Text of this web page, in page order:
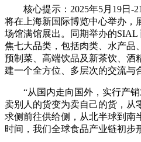
核心提示：2025年5月19日-
将在上海新国际博览中心举办，
场馆满馆展出。同期举办的
焦七大品类，包括肉类、水产品
预制菜、高端饮品及新茶饮、酒
建一个全方位、多层次的交流与
“从国内走向国外，实行产销
卖别人的货变为卖自己的货，从
求侧前往供给侧，从北半球到南
时间，我们全球食品产业链初步